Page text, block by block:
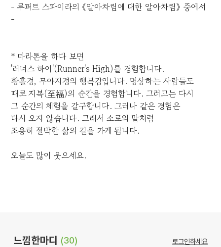
- 루퍼트 스파이라의 《알아차림에 대한 알아차림》 중에서
-
* 마라톤을 하다 보면
'러너스 하이'(Runner's High)를 경험합니다.
황홀경, 무아지경의 행복감입니다. 명상하는 사람들도
때로 지복(至福)의 순간을 경험합니다. 그러고는 다시
그 순간의 체험을 갈구합니다. 그러나 같은 경험은
다시 오지 않습니다. 그래서 소로의 말처럼
조용히 절박한 삶의 길을 가게 됩니다.
오늘도 많이 웃으세요.
느낌한마디 (30) 로그인하세요